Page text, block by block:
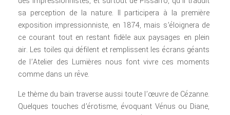
sa perception de la nature. Il participera à la première
exposition impressionniste, en 1874, mais s’éloignera de
ce courant tout en restant fidèle aux paysages en plein
air. Les toiles qui défilent et remplissent les écrans géants
de l’Atelier des Lumières nous font vivre ces moments
comme dans un rêve.
Le thème du bain traverse aussi toute l’œuvre de Cézanne.
Quelques touches d’érotisme, évoquant Vénus ou Diane,